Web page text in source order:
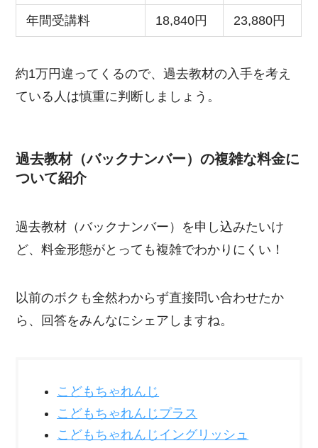
年間受講料 18,840円 23,880円
約1万円違ってくるので、過去教材の入手を考え
ている人は慎重に判断しましょう。
過去教材（バックナンバー）の複雑な料金に
ついて紹介
過去教材（バックナンバー）を申し込みたいけ
ど、料金形態がとっても複雑でわかりにくい！
以前のボクも全然わからず直接問い合わせたか
ら、回答をみんなにシェアしますね。
こどもちゃれんじ
こどもちゃれんじプラス
こどもちゃれんじイングリッシュ